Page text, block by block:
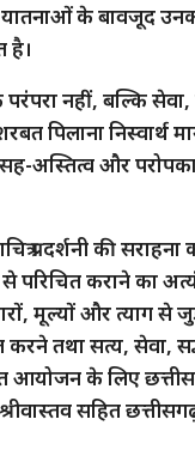
यातनाओं के बावजूद
है।
नहीं, बल्कि
पिलाना निस्वार्थ
अस्तित्व और
प्रदर्शनी की
कराने का
मूल्यों और त्याग से
तथा सत्य, सेवा,
आयोजन के लिए
सहित